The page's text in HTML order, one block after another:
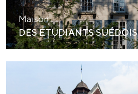
Maison
DES ÉTUDIANTS SUÉDOIS